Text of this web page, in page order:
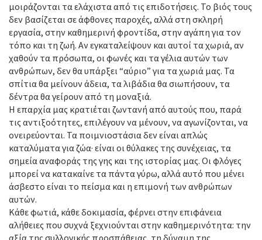
μοιράζονται τα ελάχιστα από τις επιδοτήσεις. Το βιός τους
δεν βασίζεται σε άφθονες παροχές, αλλά στη σκληρή
εργασία, στην καθημερινή φροντίδα, στην αγάπη για τον
τόπο και τη ζωή. Αν εγκαταλείψουν και αυτοί τα χωριά, αν
χαθούν τα πρόσωπα, οι φωνές και τα γέλια αυτών των
ανθρώπων, δεν θα υπάρξει “αύριο” για τα χωριά μας. Τα
σπίτια θα μείνουν άδεια, τα λιβάδια θα σιωπήσουν, τα
δέντρα θα γείρουν από τη μοναξιά.
Η επαρχία μας κρατιέται ζωντανή από αυτούς που, παρά
τις αντιξοότητες, επιλέγουν να μένουν, να αγωνίζονται, να
ονειρεύονται. Τα ποιμνιοστάσια δεν είναι απλώς
καταλύματα για ζώα· είναι οι θύλακες της συνέχειας, τα
σημεία αναφοράς της γης και της ιστορίας μας. Οι φλόγες
μπορεί να κατακαίνε τα πάντα γύρω, αλλά αυτό που μένει
άσβεστο είναι το πείσμα και η επιμονή των ανθρώπων
αυτών.
Κάθε φωτιά, κάθε δοκιμασία, φέρνει στην επιφάνεια
αλήθειες που συχνά ξεχνιούνται στην καθημερινότητα: την
αξία της συλλογικής προσπάθειας, τη δύναμη της